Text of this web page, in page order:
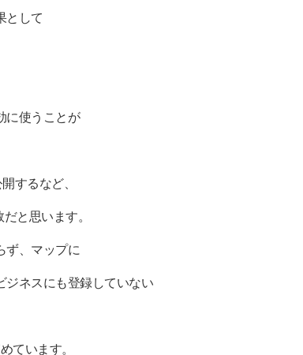
として
に使うことが
するなど、
と思います。
ず、マップに
ジネスにも登録していない
ています。